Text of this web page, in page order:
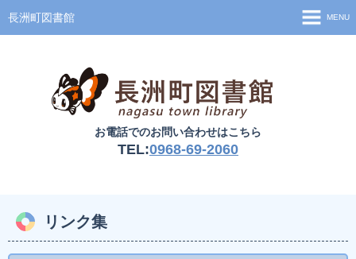
長洲町図書館
お電話でのお問い合わせはこちら
TEL:0968-69-2060
MENU
お知らせ
リンク集